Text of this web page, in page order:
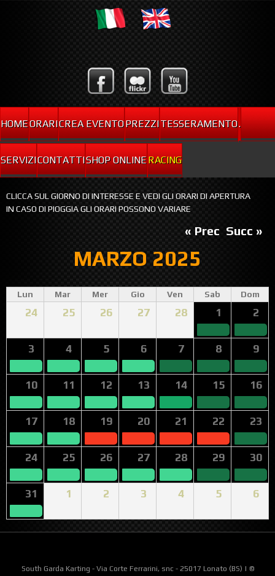
HOMEORARICREA EVENTOPREZZITESSERAMENTO.
SERVIZICONTATTISHOP ONLINERACING
CLICCA SUL GIORNO DI INTERESSE E VEDI GLI ORARI DI APERTURA
IN CASO DI PIOGGIA GLI ORARI POSSONO VARIARE
MARZO 2025
« Prec Succ »
Lun Mar Mer Gio Ven Sab Dom
24 25 26 27 28 1 2
3 4 5 6 7 8 9
10 11 12 13 14 15 16
17 18 19 20 21 22 23
24 25 26 27 28 29 30
31 1 2 3 4 5 6
South Garda Karting - Via Corte Ferrarini, snc - 25017 Lonato (BS) | ©